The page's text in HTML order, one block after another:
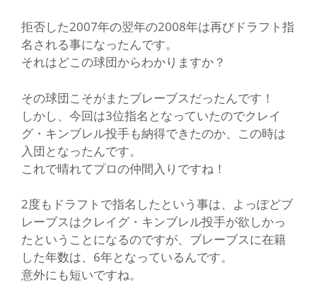
拒否した2007年の翌年の2008年は再びドラフト指
名される事になったんです。
それはどこの球団からわかりますか？
その球団こそがまたブレーブスだったんです！
しかし、今回は3位指名となっていたのでクレイ
グ・キンブレル投手も納得できたのか、この時は
入団となったんです。
これで晴れてプロの仲間入りですね！
2度もドラフトで指名したという事は、よっぽどブ
レーブスはクレイグ・キンブレル投手が欲しかっ
たということになるのですが、ブレーブスに在籍
した年数は、6年となっているんです。
意外にも短いですね。